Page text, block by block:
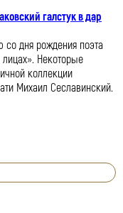
галстук в дар
со дня рождения поэта
Некоторые
коллекции
Михаил Сеславинский.